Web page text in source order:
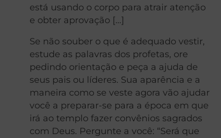
está usando o corpo para atrair atenção
e obter aprovação […]
Se não souber o que é adequado vestir,
estude as palavras dos profetas, ore
pedindo orientação e peça a ajuda de
seus pais ou líderes. Sua aparência e a
maneira como se veste agora vão ajudar
você a preparar-se para a época em que
irá ao templo fazer convênios sagrados
com Deus. Pergunte a você: “Será que